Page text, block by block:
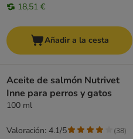
18,51 €
Añadir a la cesta
Aceite de salmón Nutrivet
Inne para perros y gatos
100 ml
Valoración: 4.1/5 (38)